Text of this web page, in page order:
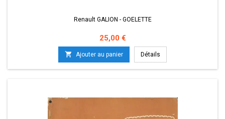
Renault GALION - GOELETTE
Prix
25,00 €
 Ajouter au panier Détails